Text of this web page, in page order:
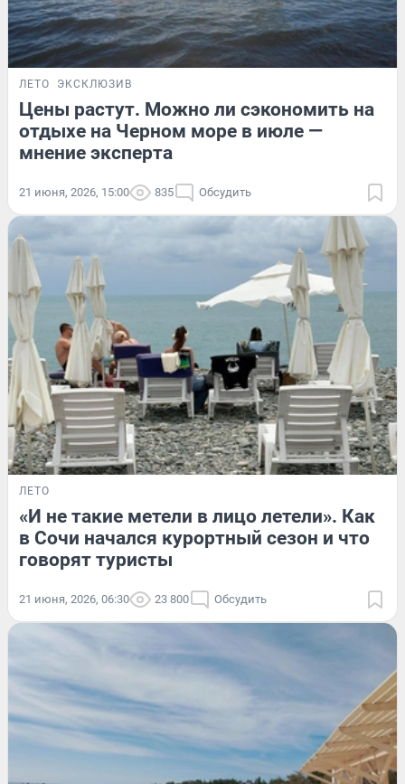
ЛЕТО ЭКСКЛЮЗИВ
Цены растут. Можно ли сэкономить на
отдыхе на Черном море в июле —
мнение эксперта
21 июня, 2026, 15:00 835 Обсудить
ЛЕТО
«И не такие метели в лицо летели». Как
в Сочи начался курортный сезон и что
говорят туристы
21 июня, 2026, 06:30 23 800 Обсудить